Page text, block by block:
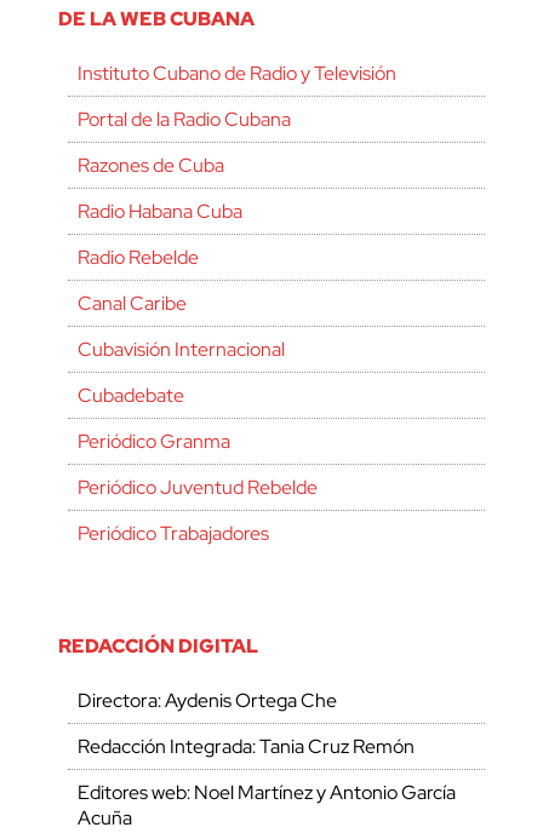
DE LA WEB CUBANA
Instituto Cubano de Radio y Televisión
Portal de la Radio Cubana
Razones de Cuba
Radio Habana Cuba
Radio Rebelde
Canal Caribe
Cubavisión Internacional
Cubadebate
Periódico Granma
Periódico Juventud Rebelde
Periódico Trabajadores
REDACCIÓN DIGITAL
Directora: Aydenis Ortega Che
Redacción Integrada: Tania Cruz Remón
Editores web: Noel Martínez y Antonio García
Acuña